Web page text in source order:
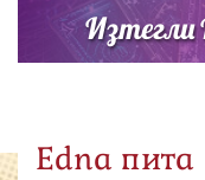
Изтегли
Edna пита